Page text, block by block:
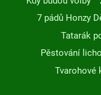
7 pádů Honzy
Tatarák
Pěstování
Tvarohové